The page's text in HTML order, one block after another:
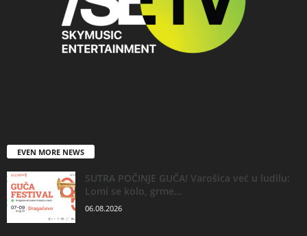
EVEN MORE NEWS
SUTRA POČINJE GUČA! Varošica već u ludilu:
Lomi se kolo, grme...
06.08.2026